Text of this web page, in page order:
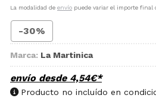
La modalidad de envío puede variar el importe final
-30%
Marca: La Martinica
envío desde 4,54€*
Producto no incluído en